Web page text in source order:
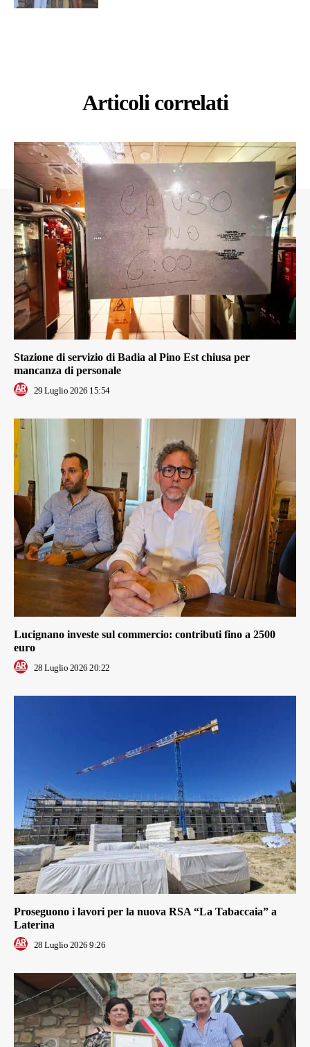
Articoli correlati
Stazione di servizio di Badia al Pino Est chiusa per
mancanza di personale
29 Luglio 2026 15:54
Lucignano investe sul commercio: contributi fino a 2500
euro
28 Luglio 2026 20:22
Proseguono i lavori per la nuova RSA “La Tabaccaia” a
Laterina
28 Luglio 2026 9:26